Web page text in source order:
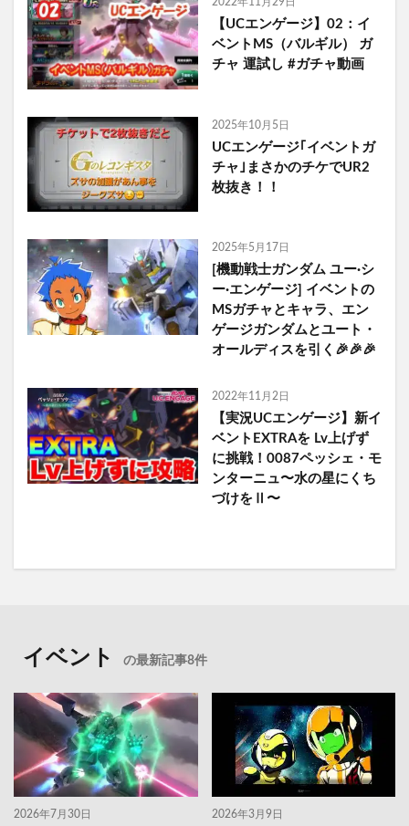
【UCエンゲージ】02：イ
ベントMS（バルギル） ガ
チャ 運試し #ガチャ動画
2025年10月5日
UCエンゲージ｢イベントガ
チャ｣まさかのチケでUR2
枚抜き！！
2025年5月17日
[機動戦士ガンダム ユー·シ
ー·エンゲージ] イベントの
MSガチャとキャラ、エン
ゲージガンダムとユート・
オールディスを引く🎉🎉🎉
2022年11月2日
【実況UCエンゲージ】新イ
ベントEXTRAを Lv上げず
に挑戦！0087ペッシェ・モ
ンターニュ〜水の星にくち
づけをⅡ〜
イベント の最新記事8件
2026年7月30日 2026年3月9日